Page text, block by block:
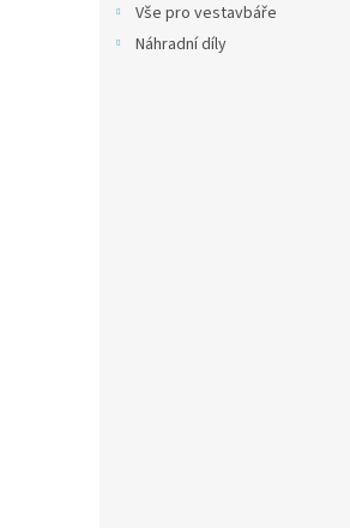
Vše pro vestavbáře
Náhradní díly